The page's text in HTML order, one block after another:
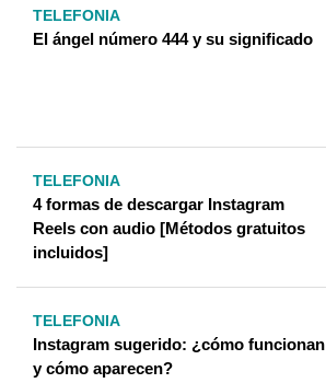
TELEFONIA
El ángel número 444 y su significado
TELEFONIA
4 formas de descargar Instagram
Reels con audio [Métodos gratuitos
incluidos]
TELEFONIA
Instagram sugerido: ¿cómo funcionan
y cómo aparecen?